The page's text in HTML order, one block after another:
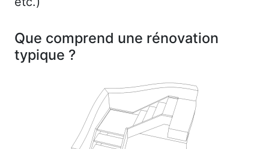
Que comprend une rénovation
typique ?